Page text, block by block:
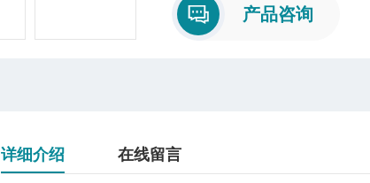
产品咨询
详细介绍 在线留言